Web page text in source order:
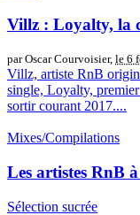
Villz : Loyalty, la
par Oscar Courvoisier, le 6
Villz, artiste RnB
single, Loyalty,
sortir courant 2017....
Mixes/Compilations
Les artistes RnB
Sélection sucrée